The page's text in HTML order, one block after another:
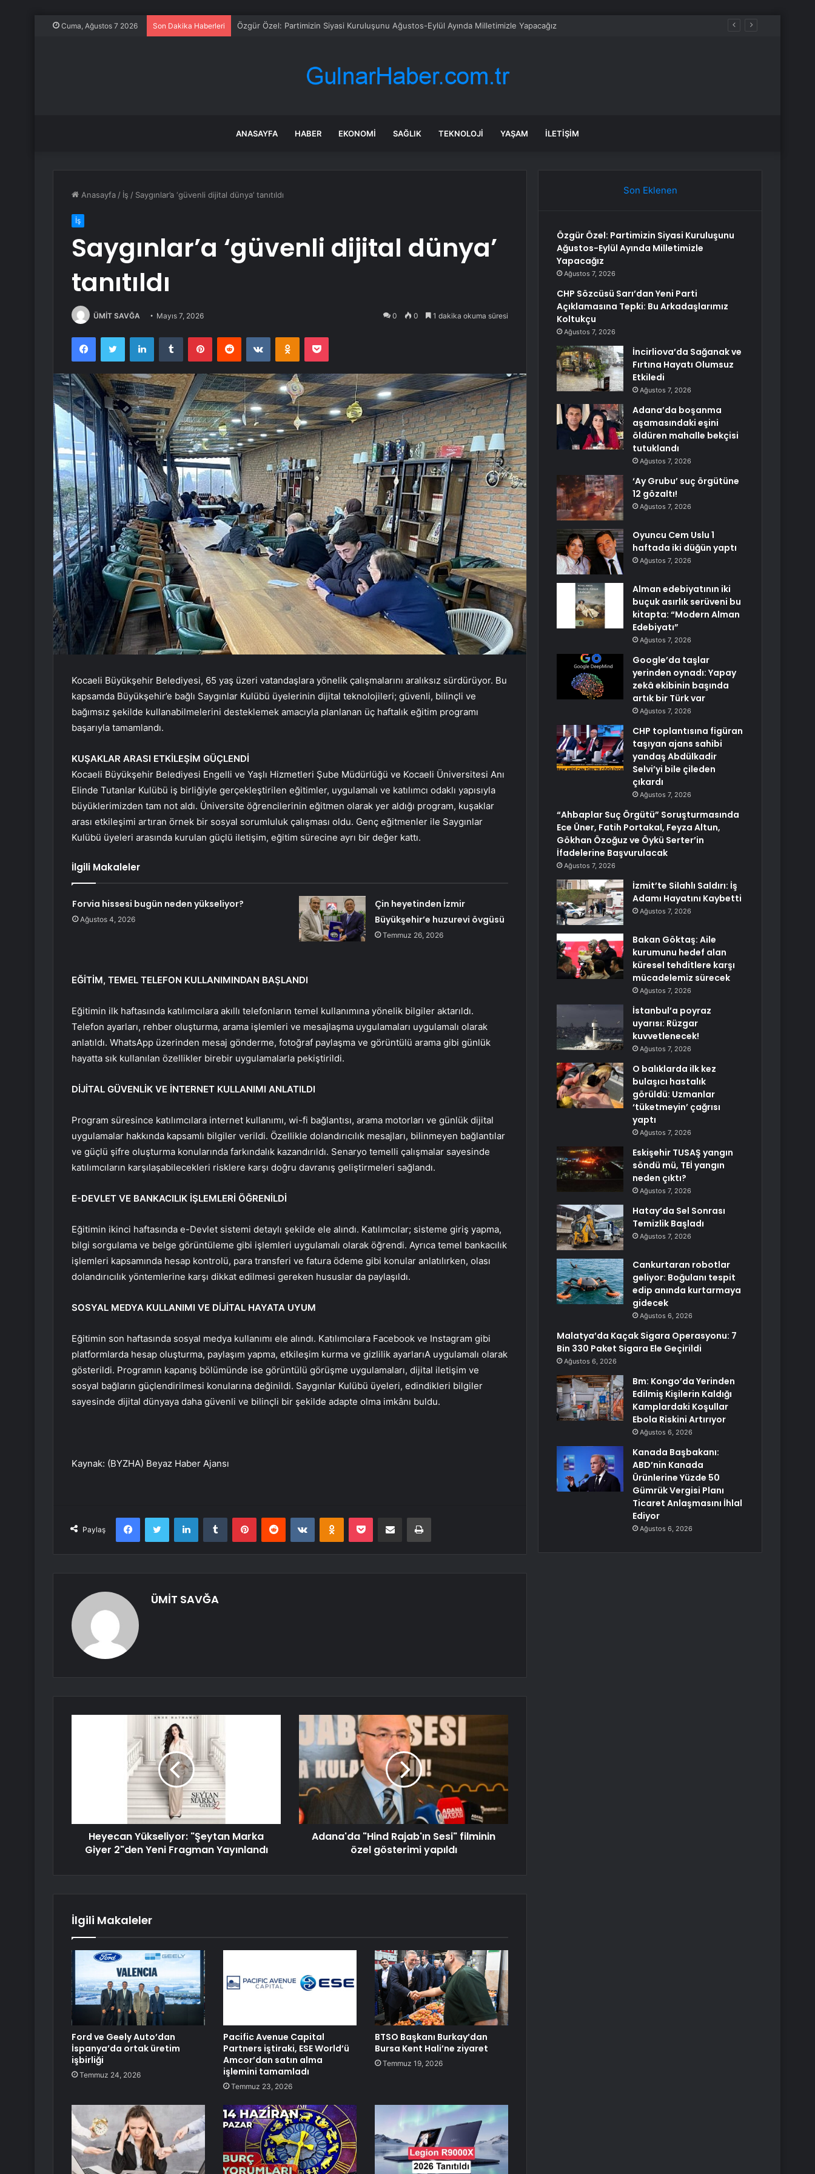
Cuma, Ağustos 7 2026 Son Dakika Haberleri CHP Sözcüsü Sarı’dan Yeni Parti Açıklamasına Tepki: Bu Arkadaşlarımız Koltukçu
ANASAYFA HABER EKONOMI SAĞLIK TEKNOLOJI YAŞAM İLETIŞIM
Anasayfa / İş / Saygınlar’a ‘güvenli dijital dünya’ tanıtıldı
İş
Saygınlar’a ‘güvenli dijital dünya’
tanıtıldı
ÜMİT SAVĞA Mayıs 7, 2026 0 0 1 dakika okuma süresi
FacebookTwitter LinkedInTumblr PinterestReddit VKontakteOdnoklassniki
Pocket
Kocaeli Büyükşehir Belediyesi, 65 yaş üzeri vatandaşlara yönelik çalışmalarını aralıksız sürdürüyor. Bu
kapsamda Büyükşehir’e bağlı Saygınlar Kulübü üyelerinin dijital teknolojileri; güvenli, bilinçli ve
bağımsız şekilde kullanabilmelerini desteklemek amacıyla planlanan üç haftalık eğitim programı
başarıyla tamamlandı.
KUŞAKLAR ARASI ETKİLEŞİM GÜÇLENDİ
Kocaeli Büyükşehir Belediyesi Engelli ve Yaşlı Hizmetleri Şube Müdürlüğü ve Kocaeli Üniversitesi Anı
Elinde Tutanlar Kulübü iş birliğiyle gerçekleştirilen eğitimler, uygulamalı ve katılımcı odaklı yapısıyla
büyüklerimizden tam not aldı. Üniversite öğrencilerinin eğitmen olarak yer aldığı program, kuşaklar
arası etkileşimi artıran örnek bir sosyal sorumluluk çalışması oldu. Genç eğitmenler ile Saygınlar
Kulübü üyeleri arasında kurulan güçlü iletişim, eğitim sürecine ayrı bir değer kattı.
İlgili Makaleler
Forvia hissesi bugün neden yükseliyor?
Ağustos 4, 2026
Çin heyetinden İzmir
Büyükşehir’e huzurevi övgüsü
Temmuz 26, 2026
EĞİTİM, TEMEL TELEFON KULLANIMINDAN BAŞLANDI
Eğitimin ilk haftasında katılımcılara akıllı telefonların temel kullanımına yönelik bilgiler aktarıldı.
Telefon ayarları, rehber oluşturma, arama işlemleri ve mesajlaşma uygulamaları uygulamalı olarak
anlatıldı. WhatsApp üzerinden mesaj gönderme, fotoğraf paylaşma ve görüntülü arama gibi günlük
hayatta sık kullanılan özellikler birebir uygulamalarla pekiştirildi.
DİJİTAL GÜVENLİK VE İNTERNET KULLANIMI ANLATILDI
Program süresince katılımcılara internet kullanımı, wi-fi bağlantısı, arama motorları ve günlük dijital
uygulamalar hakkında kapsamlı bilgiler verildi. Özellikle dolandırıcılık mesajları, bilinmeyen bağlantılar
ve güçlü şifre oluşturma konularında farkındalık kazandırıldı. Senaryo temelli çalışmalar sayesinde
katılımcıların karşılaşabilecekleri risklere karşı doğru davranış geliştirmeleri sağlandı.
E-DEVLET VE BANKACILIK İŞLEMLERİ ÖĞRENİLDİ
Eğitimin ikinci haftasında e-Devlet sistemi detaylı şekilde ele alındı. Katılımcılar; sisteme giriş yapma,
bilgi sorgulama ve belge görüntüleme gibi işlemleri uygulamalı olarak öğrendi. Ayrıca temel bankacılık
işlemleri kapsamında hesap kontrolü, para transferi ve fatura ödeme gibi konular anlatılırken, olası
dolandırıcılık yöntemlerine karşı dikkat edilmesi gereken hususlar da paylaşıldı.
SOSYAL MEDYA KULLANIMI VE DİJİTAL HAYATA UYUM
Eğitimin son haftasında sosyal medya kullanımı ele alındı. Katılımcılara Facebook ve Instagram gibi
platformlarda hesap oluşturma, paylaşım yapma, etkileşim kurma ve gizlilik ayarlarıA uygulamalı olarak
gösterildi. Programın kapanış bölümünde ise görüntülü görüşme uygulamaları, dijital iletişim ve
sosyal bağların güçlendirilmesi konularına değinildi. Saygınlar Kulübü üyeleri, edindikleri bilgiler
sayesinde dijital dünyaya daha güvenli ve bilinçli bir şekilde adapte olma imkânı buldu.
Kaynak: (BYZHA) Beyaz Haber Ajansı
Paylaş
FacebookTwitter LinkedInTumblr PinterestReddit VKontakteOdnoklassniki
Pocket E-Posta ile paylaş Yazdır
ÜMİT SAVĞA
Heyecan Yükseliyor: "Şeytan Marka
Giyer 2"den Yeni Fragman Yayınlandı
Adana'da "Hind Rajab'ın Sesi" filminin
özel gösterimi yapıldı
İlgili Makaleler
Ford ve Geely Auto’dan
İspanya’da ortak üretim
işbirliği
Temmuz 24, 2026
Pacific Avenue Capital
Partners iştiraki, ESE World’ü
Amcor’dan satın alma
işlemini tamamladı
Temmuz 23, 2026
BTSO Başkanı Burkay’dan
Bursa Kent Hali’ne ziyaret
Temmuz 19, 2026
Son Eklenen
Özgür Özel: Partimizin Siyasi Kuruluşunu
Ağustos-Eylül Ayında Milletimizle
Yapacağız
Ağustos 7, 2026
CHP Sözcüsü Sarı’dan Yeni Parti
Açıklamasına Tepki: Bu Arkadaşlarımız
Koltukçu
Ağustos 7, 2026
İncirliova’da Sağanak ve
Fırtına Hayatı Olumsuz
Etkiledi
Ağustos 7, 2026
Adana’da boşanma
aşamasındaki eşini
öldüren mahalle bekçisi
tutuklandı
Ağustos 7, 2026
‘Ay Grubu’ suç örgütüne
12 gözaltı!
Ağustos 7, 2026
Oyuncu Cem Uslu 1
haftada iki düğün yaptı
Ağustos 7, 2026
Alman edebiyatının iki
buçuk asırlık serüveni bu
kitapta: “Modern Alman
Edebiyatı”
Ağustos 7, 2026
Google’da taşlar
yerinden oynadı: Yapay
zekâ ekibinin başında
artık bir Türk var
Ağustos 7, 2026
CHP toplantısına figüran
taşıyan ajans sahibi
yandaş Abdülkadir
Selvi’yi bile çileden
çıkardı
Ağustos 7, 2026
“Ahbaplar Suç Örgütü” Soruşturmasında
Ece Üner, Fatih Portakal, Feyza Altun,
Gökhan Özoğuz ve Öykü Serter’in
İfadelerine Başvurulacak
Ağustos 7, 2026
İzmit’te Silahlı Saldırı: İş
Adamı Hayatını Kaybetti
Ağustos 7, 2026
Bakan Göktaş: Aile
kurumunu hedef alan
küresel tehditlere karşı
mücadelemiz sürecek
Ağustos 7, 2026
İstanbul’a poyraz
uyarısı: Rüzgar
kuvvetlenecek!
Ağustos 7, 2026
O balıklarda ilk kez
bulaşıcı hastalık
görüldü: Uzmanlar
‘tüketmeyin’ çağrısı
yaptı
Ağustos 7, 2026
Eskişehir TUSAŞ yangın
söndü mü, TEİ yangın
neden çıktı?
Ağustos 7, 2026
Hatay’da Sel Sonrası
Temizlik Başladı
Ağustos 7, 2026
Cankurtaran robotlar
geliyor: Boğulanı tespit
edip anında kurtarmaya
gidecek
Ağustos 6, 2026
Malatya’da Kaçak Sigara Operasyonu: 7
Bin 330 Paket Sigara Ele Geçirildi
Ağustos 6, 2026
Bm: Kongo’da Yerinden
Edilmiş Kişilerin Kaldığı
Kamplardaki Koşullar
Ebola Riskini Artırıyor
Ağustos 6, 2026
Kanada Başbakanı:
ABD’nin Kanada
Ürünlerine Yüzde 50
Gümrük Vergisi Planı
Ticaret Anlaşmasını İhlal
Ediyor
Ağustos 6, 2026